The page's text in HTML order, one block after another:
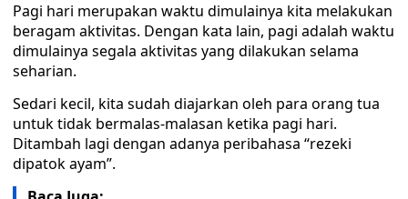
Pagi hari merupakan waktu dimulainya kita melakukan
beragam aktivitas. Dengan kata lain, pagi adalah waktu
dimulainya segala aktivitas yang dilakukan selama
seharian.
Sedari kecil, kita sudah diajarkan oleh para orang tua
untuk tidak bermalas-malasan ketika pagi hari.
Ditambah lagi dengan adanya peribahasa “rezeki
dipatok ayam”.